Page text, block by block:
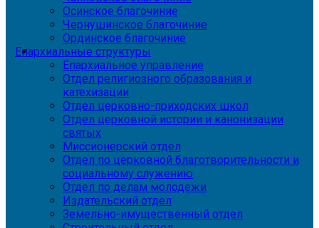
Осинское благочиние
Чернушинское благочиние
Ординское благочиние
Епархиальные структуры
Епархиальное управление
Отдел религиозного образования и
катехизации
Отдел церковно-приходских школ
Отдел церковной истории и канонизации
святых
Миссионерский отдел
Отдел по церковной благотворительности и
социальному служению
Отдел по делам молодежи
Издательский отдел
Земельно-имущественный отдел